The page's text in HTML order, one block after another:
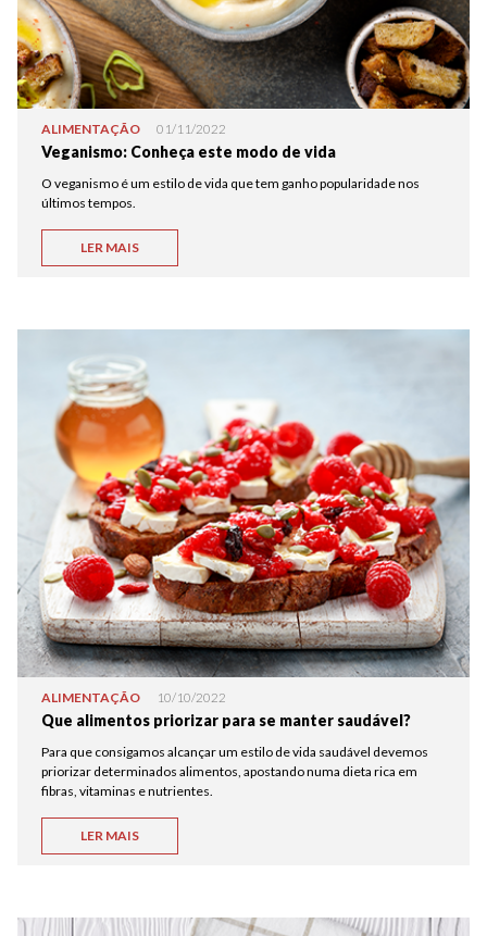
ALIMENTAÇÃO 01/11/2022
Veganismo: Conheça este modo de vida
O veganismo é um estilo de vida que tem ganho popularidade nos
últimos tempos.
LER MAIS
ALIMENTAÇÃO 10/10/2022
Que alimentos priorizar para se manter saudável?
Para que consigamos alcançar um estilo de vida saudável devemos
priorizar determinados alimentos, apostando numa dieta rica em
fibras, vitaminas e nutrientes.
LER MAIS